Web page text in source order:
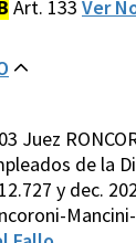
Art. 133 Ver
Juez
de la
y dec.